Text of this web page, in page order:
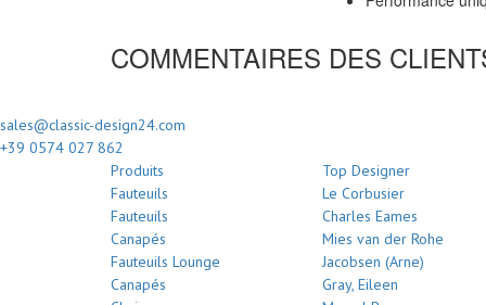
COMMENTAIRES DES
sales@classic-design24.com
+39 0574 027 862
Produits
Fauteuils
Fauteuils
Canapés
Fauteuils Lounge
Canapés
Top Designer
Le Corbusier
Charles Eames
Mies van der Rohe
Jacobsen (Arne)
Gray, Eileen